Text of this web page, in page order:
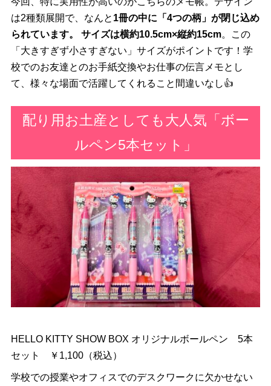
は2種類展開で、なんと 1冊の中に「4つの柄」が閉じ込め
られています。 サイズは横約10.5cm×縦約15cm。この
「大きすぎず小さすぎない」サイズがポイントです！学
校でのお友達とのお手紙交換やお仕事の伝言メモとし
て、様々な場面で活躍してくれること間違いなし👍
配り用お土産としても大人気「ボー
ルペン5本セット」
HELLO KITTY SHOW BOX オリジナルボールペン 5本
セット ￥1,100（税込）
学校での授業やオフィスでのデスクワークに欠かせない